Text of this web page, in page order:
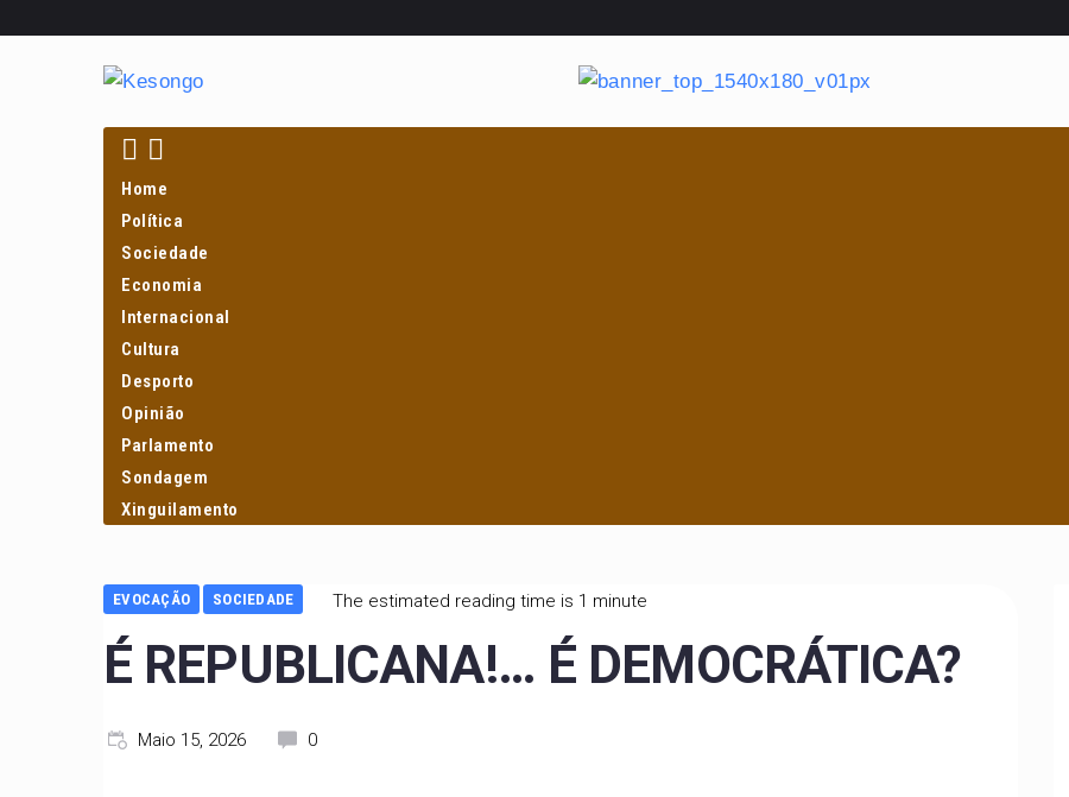
Home
Política
Sociedade
Economia
Internacional
Cultura
Desporto
Opinião
Parlamento
Sondagem
Xinguilamento
EVOCAÇÃO SOCIEDADE The estimated reading time is 1 minute
É REPUBLICANA!… É DEMOCRÁTICA?
Maio 15, 2026 0